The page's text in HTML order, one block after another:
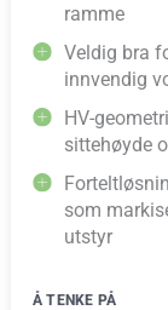
ramme
Veldig bra
innvendig
HV-
sittehøyde
som
utstyr
Å TENKE PÅ